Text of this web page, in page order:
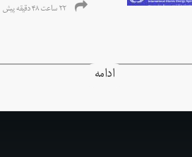
۲۲ ساعت ۴۸ دقیقه پیش
ادامه